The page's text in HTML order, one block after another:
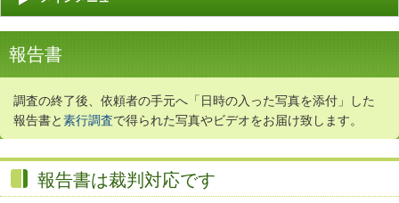
報告書
調査の終了後、依頼者の手元へ「日時の入った写真を添付」した
報告書と素行調査で得られた写真やビデオをお届け致します。
報告書は裁判対応です